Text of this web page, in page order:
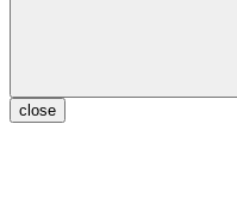
close